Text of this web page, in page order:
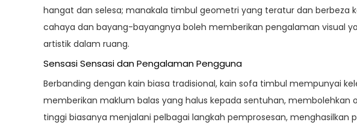
hangat dan selesa; manakala timbul geometri yang teratur dan berbeza
cahaya dan bayang-bayangnya boleh memberikan pengalaman visual
artistik dalam ruang.
Sensasi Sensasi dan Pengalaman Pengguna
Berbanding dengan kain biasa tradisional, kain sofa timbul mempunyai
memberikan maklum balas yang halus kepada sentuhan, membolehkan
tinggi biasanya menjalani pelbagai langkah pemprosesan,